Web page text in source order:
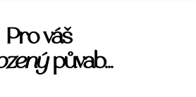
Pro váš
půvab...